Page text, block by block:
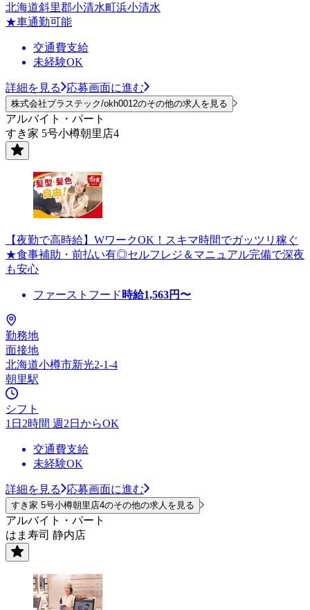
北海道斜里郡小清水町浜小清水
★車通勤可能
交通費支給
未経験OK
詳細を見る 応募画面に進む
株式会社ブラステック/okh0012のその他の求人を見る
アルバイト・パート
すき家 5号小樽朝里店4
【夜勤で高時給】WワークOK！スキマ時間でガッツリ稼ぐ
★食事補助・前払い有◎セルフレジ＆マニュアル完備で深夜
も安心
ファーストフード 時給1,563円〜
勤務地
面接地
北海道小樽市新光2-1-4
朝里駅
シフト
1日2時間 週2日からOK
交通費支給
未経験OK
詳細を見る 応募画面に進む
すき家 5号小樽朝里店4のその他の求人を見る
アルバイト・パート
はま寿司 静内店